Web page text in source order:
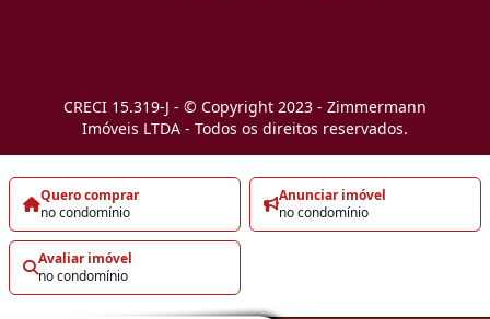
Quero comprar
no condomínio
Anunciar imóvel
no condomínio
Avaliar imóvel
no condomínio
CRECI 15.319-J - © Copyright 2023 - Zimmermann
Imóveis LTDA - Todos os direitos reservados.